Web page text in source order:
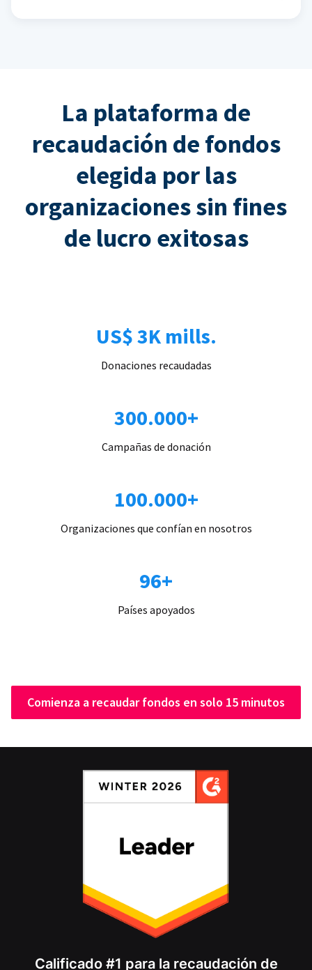
La plataforma de
recaudación de fondos
elegida por las
organizaciones sin fines
de lucro exitosas
US$ 3K mills.
Donaciones recaudadas
300.000+
Campañas de donación
100.000+
Organizaciones que confían en nosotros
96+
Países apoyados
Comienza a recaudar fondos en solo 15 minutos
Calificado #1 para la recaudación de